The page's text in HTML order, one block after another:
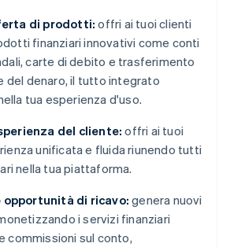
di prodotti:offri ai tuoi clienti
finanziari innovativi come conti
carte di debito e trasferimento
del denaro, il tutto integrato
tua esperienza d'uso.
del cliente:offri ai tuoi
unificata e fluida riunendo tutti
nella tua piattaforma.
di ricavo: genera nuovi
i servizi finanziari
commissioni sul conto,